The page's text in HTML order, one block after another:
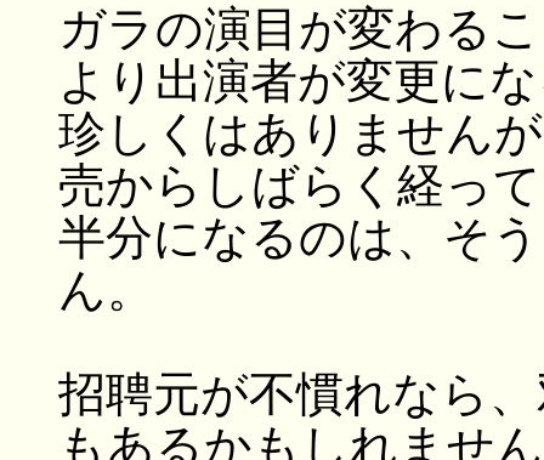
ガラの演目が変わる
より出演者が変更に
珍しくはありません
売からしばらく経っ
半分になるのは、そ
ん。
招聘元が不慣れなら
もあるかもしれませ